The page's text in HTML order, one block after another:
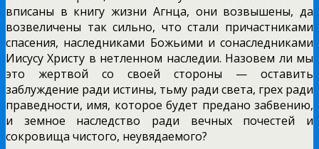
вписаны в книгу жизни Агнца, они возвышены, да
возвеличены так сильно, что стали причастниками
спасения, наследниками Божьими и сонаследниками
Иисусу Христу в нетленном наследии. Назовем ли мы
это жертвой со своей стороны — оставить
заблуждение ради истины, тьму ради света, грех ради
праведности, имя, которое будет предано забвению,
и земное наследство ради вечных почестей и
сокровища чистого, неувядаемого?